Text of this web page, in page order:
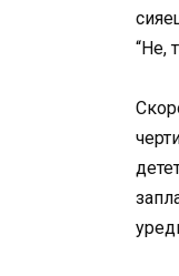
“Не,